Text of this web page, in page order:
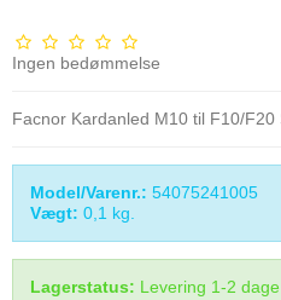
Ingen bedømmelse
Facnor Kardanled M10 til F10/
Model/Varenr.: 54075241005
Vægt: 0,1 kg.
Lagerstatus: Levering 1-2 dage